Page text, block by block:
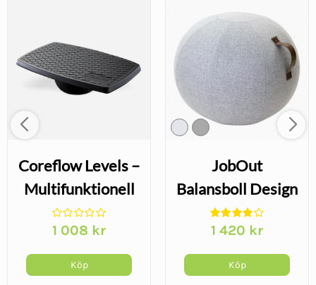
Coreflow Levels –
Multifunktionell
Balansbräda |
JobOut
1 008 kr
Köp
JobOut
Balansboll Design
– Aktivt sittande
med filttyg
1 420 kr
Köp